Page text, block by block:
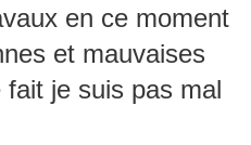
en ce moment
et mauvaises
je suis pas mal